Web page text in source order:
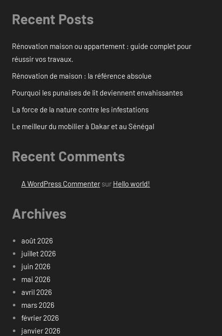
Recent Posts
Rénovation maison ou appartement : guide complet pour
réussir vos travaux.
Rénovation de maison : la référence absolue
Pourquoi les punaises de lit deviennent envahissantes
La force de la nature contre les infestations
Le meilleur du mobilier à Dakar et au Sénégal
Recent Comments
A WordPress Commentersur Hello world!
Archives
août 2026
juillet 2026
juin 2026
mai 2026
avril 2026
mars 2026
février 2026
janvier 2026